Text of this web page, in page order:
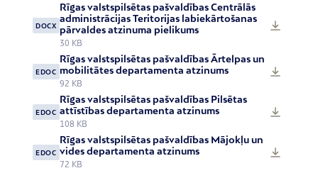
DOCX
Rīgas valstspilsētas pašvaldības Centrālās
administrācijas Teritorijas labiekārtošanas
pārvaldes atzinuma pielikums
30 KB
EDOC
Rīgas valstspilsētas pašvaldības Ārtelpas un
mobilitātes departamenta atzinums
92 KB
EDOC
Rīgas valstspilsētas pašvaldības Pilsētas
attīstības departamenta atzinums
108 KB
EDOC
Rīgas valstspilsētas pašvaldības Mājokļu un
vides departamenta atzinums
72 KB